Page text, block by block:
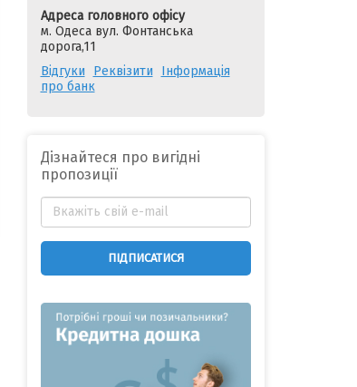
Адреса головного офісу
м. Одеса вул. Фонтанська
дорога,11
Відгуки
Реквізити
Інформація
про банк
Дізнайтеся про вигідні
пропозиції
ПІДПИСАТИСЯ